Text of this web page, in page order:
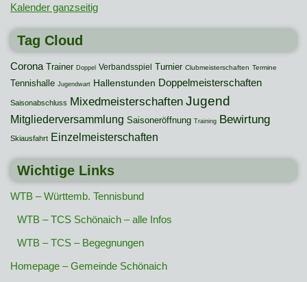
Kalender ganzseitig
Tag Cloud
Corona Trainer Doppel Verbandsspiel Turnier Clubmeisterschaften Termine
Tennishalle Jugendwart Hallenstunden Doppelmeisterschaften
Saisonabschluss Mixedmeisterschaften Jugend
Mitgliederversammlung Saisoneröffnung Training Bewirtung
Skiausfahrt Einzelmeisterschaften
Wichtige Links
WTB – Württemb. Tennisbund
WTB – TCS Schönaich – alle Infos
WTB – TCS – Begegnungen
Homepage – Gemeinde Schönaich